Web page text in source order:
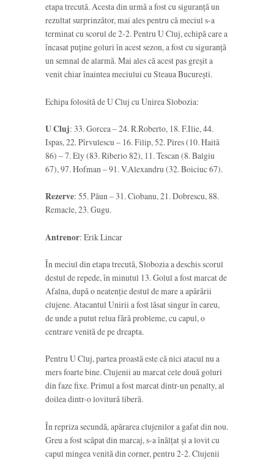
etapa trecută. Acesta din urmă a fost cu siguranță un
rezultat surprinzător, mai ales pentru că meciul s-a
terminat cu scorul de 2-2. Pentru U Cluj, echipă care a
încasat puține goluri în acest sezon, a fost cu siguranță
un semnal de alarmă. Mai ales că acest pas greșit a
venit chiar înaintea meciului cu Steaua București.
Echipa folosită de U Cluj cu Unirea Slobozia:
U Cluj: 33. Gorcea – 24. R.Roberto, 18. F.Ilie, 44.
Ispas, 22. Pîrvulescu – 16. Filip, 52. Pires (10. Haită
86) – 7. Ely (83. Riberio 82), 11. Tescan (8. Balgiu
67), 97. Hofman – 91. V.Alexandru (32. Boiciuc 67).
Rezerve: 55. Păun – 31. Ciobanu, 21. Dobrescu, 88.
Remacle, 23. Gugu.
Antrenor: Erik Lincar
În meciul din etapa trecută, Slobozia a deschis scorul
destul de repede, în minutul 13. Golul a fost marcat de
Afalna, după o neatenție destul de mare a apărării
clujene. Atacantul Unirii a fost lăsat singur în careu,
de unde a putut relua fără probleme, cu capul, o
centrare venită de pe dreapta.
Pentru U Cluj, partea proastă este că nici atacul nu a
mers foarte bine. Clujenii au marcat cele două goluri
din faze fixe. Primul a fost marcat dintr-un penalty, al
doilea dintr-o lovitură liberă.
În repriza secundă, apărarea clujenilor a gafat din nou.
Greu a fost scăpat din marcaj, s-a înălțat și a lovit cu
capul mingea venită din corner, pentru 2-2. Clujenii